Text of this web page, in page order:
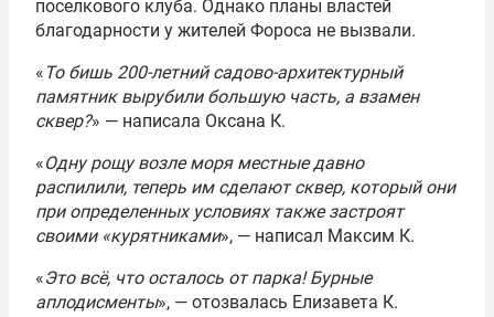
поселкового клуба. Однако планы властей
благодарности у жителей Фороса не вызвали.
« То бишь 200-летний садово-архитектурный
памятник вырубили большую часть, а взамен
сквер?» — написала Оксана К.
«Одну рощу возле моря местные давно
распилили, теперь им сделают сквер, который они
при определенных условиях также застроят
своими «курятниками», — написал Максим К.
«Это всё, что осталось от парка! Бурные
аплодисменты», — отозвалась Елизавета К.